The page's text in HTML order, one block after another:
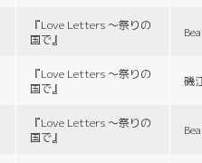
『Love Letters 〜祭りの
国で』
『Love Letters 〜祭りの
国で』
磯
『Love Letters 〜祭りの
国で』